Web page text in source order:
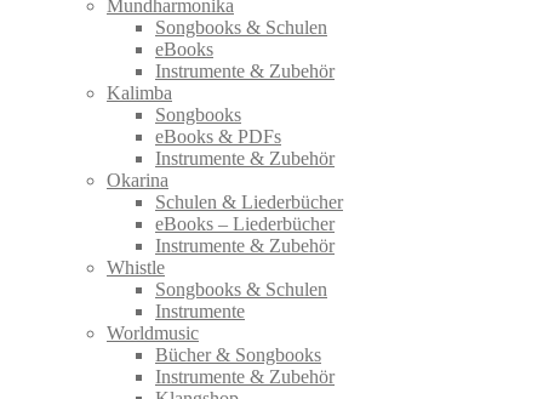
Mundharmonika
Songbooks & Schulen
eBooks
Instrumente & Zubehör
Kalimba
Songbooks
eBooks & PDFs
Instrumente & Zubehör
Okarina
Schulen & Liederbücher
eBooks – Liederbücher
Instrumente & Zubehör
Whistle
Songbooks & Schulen
Instrumente
Worldmusic
Bücher & Songbooks
Instrumente & Zubehör